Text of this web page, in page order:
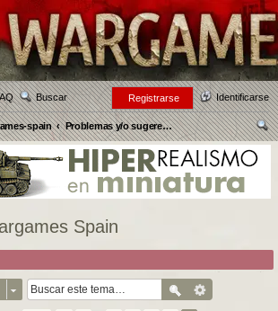
Buscar Identificarse
Registrarse
spain
Problemas y/o sugerencias sobre la Página web
us
Spain